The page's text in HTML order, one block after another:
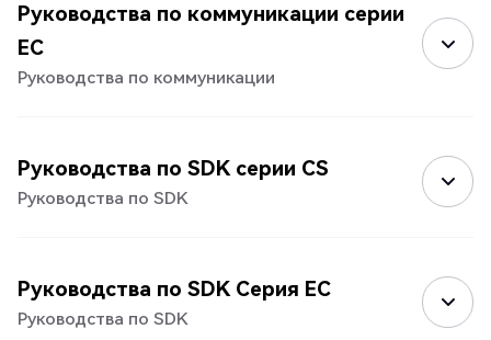
Руководства по коммуникации серии
EC
Руководства по коммуникации
Руководства по SDK серии CS
Руководства по SDK
Руководства по SDK Серия EC
Руководства по SDK